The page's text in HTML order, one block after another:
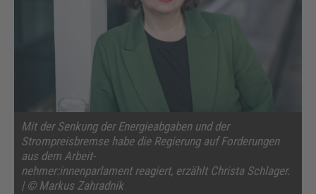
Mit der Senkung der Energieabgaben und der
Strompreisbremse habe die Regierung auf Forderungen
aus dem Arbeit-
nehmer:innenparlament reagiert, erzählt Christa Schlager.
| © Markus Zahradnik